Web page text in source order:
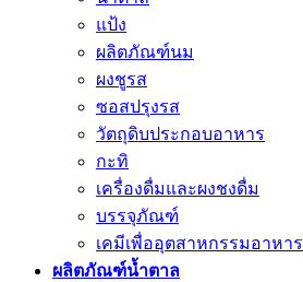
แป้ง
ผลิตภัณฑ์นม
ผงชูรส
ซอสปรุงรส
วัตถุดิบประกอบอาหาร
กะทิ
เครื่องดื่มและผงชงดื่ม
บรรจุภัณฑ์
เคมีเพื่ออุตสาหกรรมอาหาร
ผลิตภัณฑ์น้ำตาล